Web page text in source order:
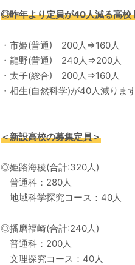
◎昨年より定員が40人減る高校
・市姫(普通) 200人⇒160人
・龍野(普通) 240人⇒200人
・太子(総合) 200人⇒160人
・相生(自然科学)が40人減りま
＜新設高校の募集定員＞
◎姫路海稜(合計:320人)
普通科：280人
地域科学探究コース：40人
◎播磨福崎(合計:240人)
普通科：200人
文理探究コース：40人